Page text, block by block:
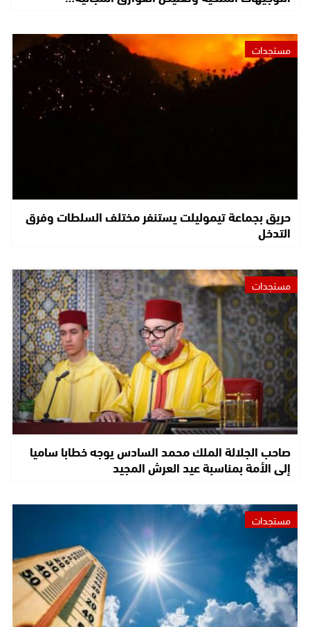
مستجدات
حريق بجماعة تيموليلت يستنفر مختلف السلطات وفرق
التدخل
مستجدات
صاحب الجلالة الملك محمد السادس يوجه خطابا ساميا
إلى الأمة بمناسبة عيد العرش المجيد
مستجدات